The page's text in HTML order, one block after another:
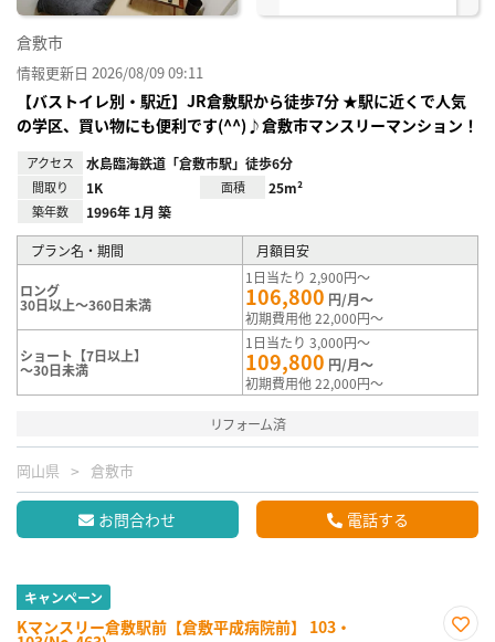
倉敷市
情報更新日 2026/08/09 09:11
【バストイレ別・駅近】JR倉敷駅から徒歩7分 ★駅に近くで人気
の学区、買い物にも便利です(^^)♪倉敷市マンスリーマンション！
アクセス 水島臨海鉄道「倉敷市駅」徒歩6分
間取り 1K 面積 25m²
築年数 1996年 1月 築
プラン名・期間 月額目安
ロング
30日以上～360日未満
1日当たり 2,900円～
106,800 円/月～
初期費用他 22,000円～
ショート【7日以上】
～30日未満
1日当たり 3,000円～
109,800 円/月～
初期費用他 22,000円～
リフォーム済
岡山県 倉敷市
お問合わせ 電話する
キャンペーン
Kマンスリー倉敷駅前【倉敷平成病院前】 103・